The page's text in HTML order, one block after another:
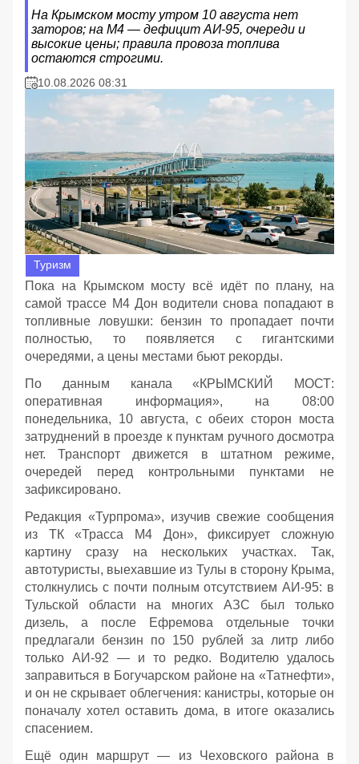
На Крымском мосту утром 10 августа нет
заторов; на М4 — дефицит АИ‑95, очереди и
высокие цены; правила провоза топлива
остаются строгими.
10.08.2026 08:31
Туризм
Пока на Крымском мосту всё идёт по плану, на
самой трассе М4 Дон водители снова попадают в
топливные ловушки: бензин то пропадает почти
полностью, то появляется с гигантскими
очередями, а цены местами бьют рекорды.
По данным канала «КРЫМСКИЙ МОСТ:
оперативная информация», на 08:00
понедельника, 10 августа, с обеих сторон моста
затруднений в проезде к пунктам ручного досмотра
нет. Транспорт движется в штатном режиме,
очередей перед контрольными пунктами не
зафиксировано.
Редакция «Турпрома», изучив свежие сообщения
из ТК «Трасса М4 Дон», фиксирует сложную
картину сразу на нескольких участках. Так,
автотуристы, выехавшие из Тулы в сторону Крыма,
столкнулись с почти полным отсутствием АИ‑95: в
Тульской области на многих АЗС был только
дизель, а после Ефремова отдельные точки
предлагали бензин по 150 рублей за литр либо
только АИ‑92 — и то редко. Водителю удалось
заправиться в Богучарском районе на «Татнефти»,
и он не скрывает облегчения: канистры, которые он
поначалу хотел оставить дома, в итоге оказались
спасением.
Ещё один маршрут — из Чеховского района в